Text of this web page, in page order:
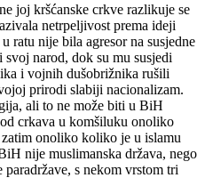
joj kršćanske crkve razlikuje se
netrpeljivost prema ideji
ratu nije bila agresor na susjedne
narod, dok su mu susjedi
i vojnih dušobrižnika rušili
prirodi slabiji nacionalizam.
ali to ne može biti u BiH
crkava u komšiluku onoliko
onoliko koliko je u islamu
nije muslimanska država, nego
s nekom vrstom tri